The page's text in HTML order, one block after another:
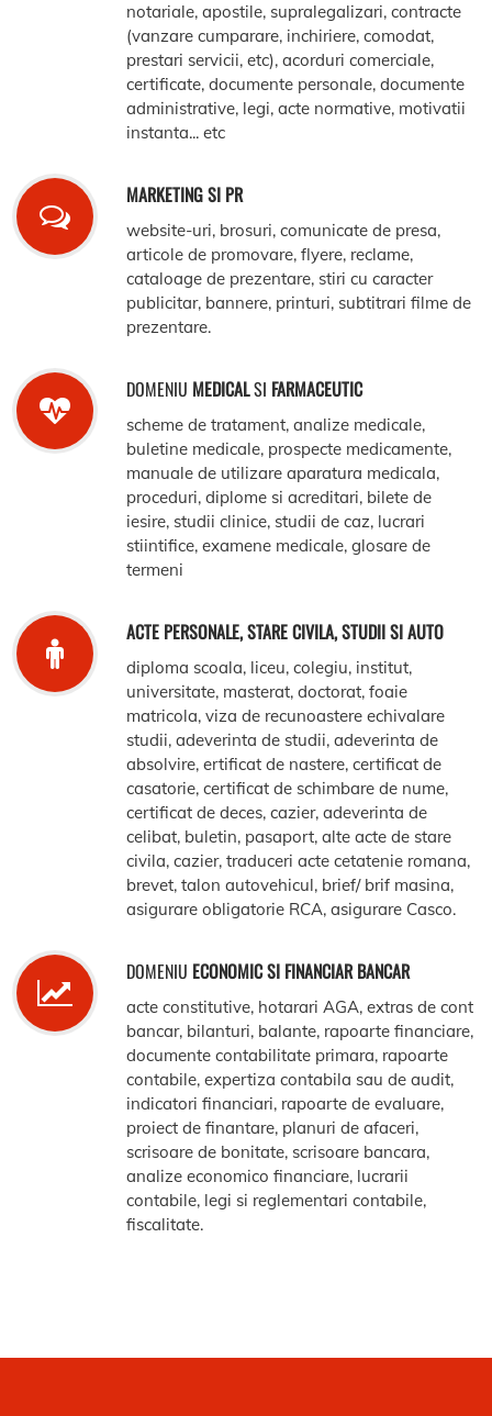
notariale, apostile, supralegalizari, contracte
(vanzare cumparare, inchiriere, comodat,
prestari servicii, etc), acorduri comerciale,
certificate, documente personale, documente
administrative, legi, acte normative, motivatii
instanta... etc
MARKETING SI PR
website-uri, brosuri, comunicate de presa,
articole de promovare, flyere, reclame,
cataloage de prezentare, stiri cu caracter
publicitar, bannere, printuri, subtitrari filme de
prezentare.
DOMENIU MEDICALSI FARMACEUTIC
scheme de tratament, analize medicale,
buletine medicale, prospecte medicamente,
manuale de utilizare aparatura medicala,
proceduri, diplome si acreditari, bilete de
iesire, studii clinice, studii de caz, lucrari
stiintifice, examene medicale, glosare de
termeni
ACTE PERSONALE, STARE CIVILA, STUDII SI AUTO
diploma scoala, liceu, colegiu, institut,
universitate, masterat, doctorat, foaie
matricola, viza de recunoastere echivalare
studii, adeverinta de studii, adeverinta de
absolvire, ertificat de nastere, certificat de
casatorie, certificat de schimbare de nume,
certificat de deces, cazier, adeverinta de
celibat, buletin, pasaport, alte acte de stare
civila, cazier, traduceri acte cetatenie romana,
brevet, talon autovehicul, brief/ brif masina,
asigurare obligatorie RCA, asigurare Casco.
DOMENIU ECONOMIC SI FINANCIAR BANCAR
acte constitutive, hotarari AGA, extras de cont
bancar, bilanturi, balante, rapoarte financiare,
documente contabilitate primara, rapoarte
contabile, expertiza contabila sau de audit,
indicatori financiari, rapoarte de evaluare,
proiect de finantare, planuri de afaceri,
scrisoare de bonitate, scrisoare bancara,
analize economico financiare, lucrarii
contabile, legi si reglementari contabile,
fiscalitate.